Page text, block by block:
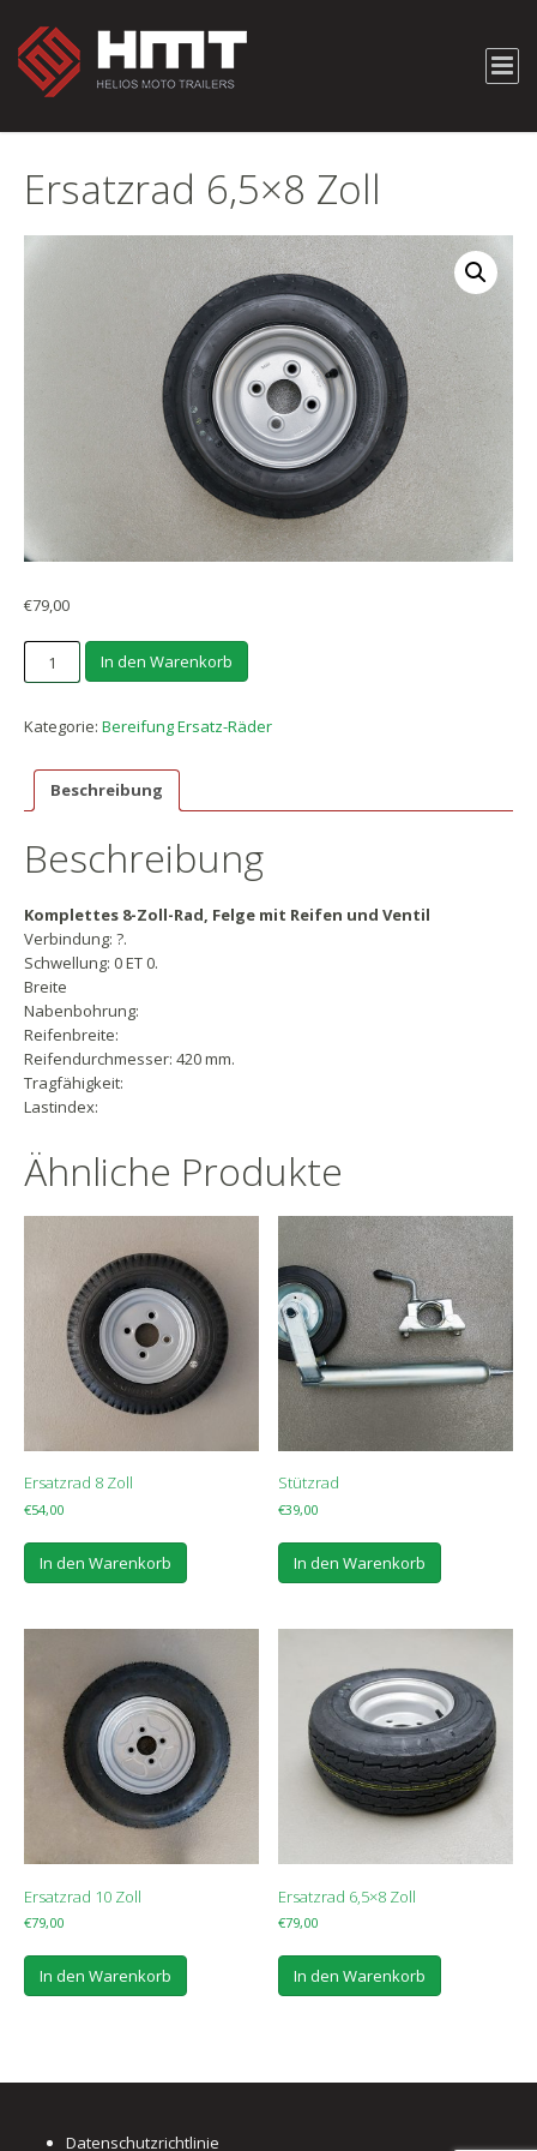
Ersatzrad 6,5×8 Zoll
€79,00
Ersatzrad
6,5x8
Menge
In den Warenkorb
Kategorie: Bereifung Ersatz-Räder
Beschreibung
Beschreibung
Komplettes 8-Zoll-Rad, Felge mit Reifen und Ventil
Verbindung: ?.
Schwellung: 0 ET 0.
Breite
Nabenbohrung:
Reifenbreite:
Reifendurchmesser: 420 mm.
Tragfähigkeit:
Lastindex:
Ähnliche Produkte
Ersatzrad 8 Zoll
€54,00
In den Warenkorb
Stützrad
€39,00
In den Warenkorb
Ersatzrad 10 Zoll
€79,00
In den Warenkorb
Ersatzrad 6,5×8 Zoll
€79,00
In den Warenkorb
Datenschutzrichtlinie